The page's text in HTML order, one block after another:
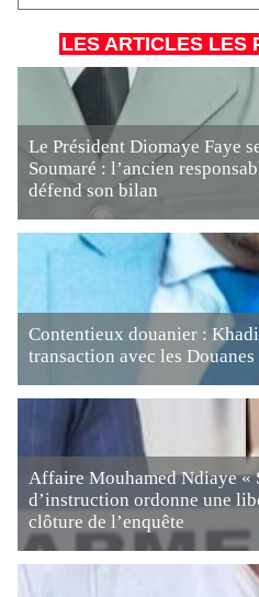
LES ARTICLES LES
Le Président Diomaye Faye
Soumaré : l’ancien
défend son bilan
Contentieux douanier :
transaction avec les Douanes
Affaire Mouhamed Ndiaye «
d’instruction ordonne une
clôture de l’enquête